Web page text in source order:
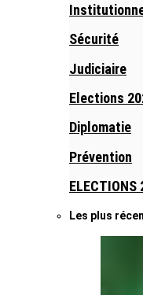
Sécurité
Judiciaire
Elections
Diplomatie
Prévention
ELECTIONS
Les plus